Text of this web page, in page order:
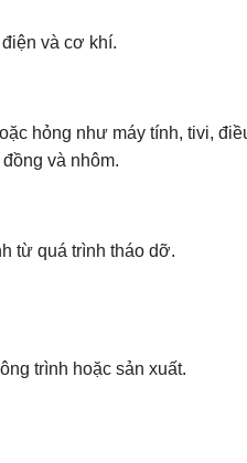
và cơ khí.
hỏng như máy tính, tivi,
và nhôm.
từ quá trình tháo dỡ.
trình hoặc sản xuất.